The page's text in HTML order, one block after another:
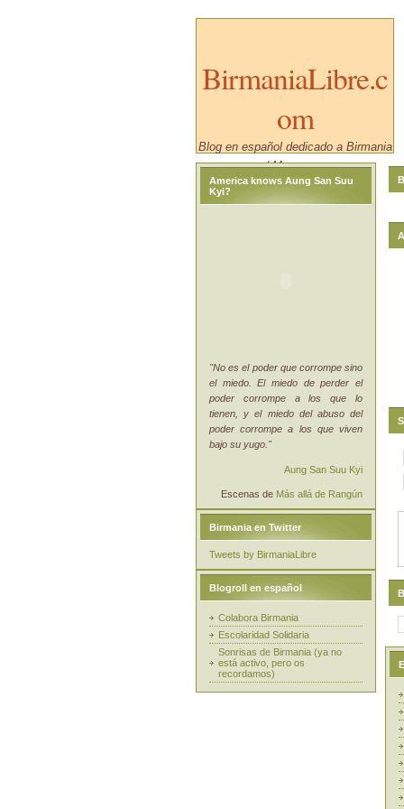
BirmaniaLibre.c
om
Blog en español dedicado a Birmania
/ Myanmar.
America knows Aung San Suu
Kyi?
"No es el poder que corrompe sino
el miedo. El miedo de perder el
poder corrompe a los que lo
tienen, y el miedo del abuso del
poder corrompe a los que viven
bajo su yugo."
Aung San Suu Kyi
Escenas de Más allá de Rangún
Birmania en Twitter
Tweets by BirmaniaLibre
Blogroll en español
Colabora Birmania
Escolaridad Solidaria
Sonrisas de Birmania (ya no
está activo, pero os
recordamos)